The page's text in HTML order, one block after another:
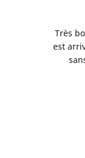
Très
est